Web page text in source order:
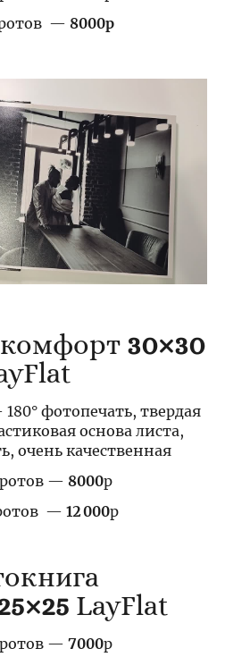
— 8000р
30×30
фотопечать, твердая
основа листа,
очень качественная
— 8000р
— 12 000р
LayFlat
— 7000р